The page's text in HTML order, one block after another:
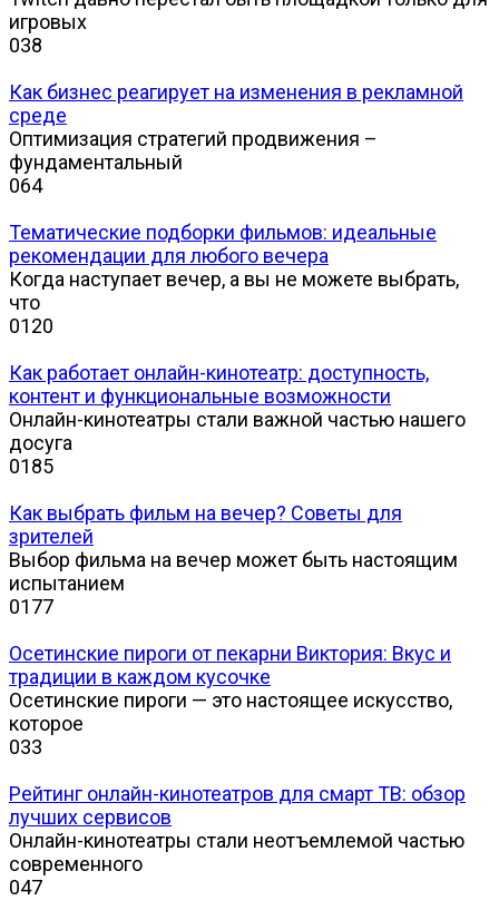
игровых
038
Как бизнес реагирует на изменения в рекламной
среде
Оптимизация стратегий продвижения –
фундаментальный
064
Тематические подборки фильмов: идеальные
рекомендации для любого вечера
Когда наступает вечер, а вы не можете выбрать,
что
0120
Как работает онлайн-кинотеатр: доступность,
контент и функциональные возможности
Онлайн-кинотеатры стали важной частью нашего
досуга
0185
Как выбрать фильм на вечер? Советы для
зрителей
Выбор фильма на вечер может быть настоящим
испытанием
0177
Осетинские пироги от пекарни Виктория: Вкус и
традиции в каждом кусочке
Осетинские пироги — это настоящее искусство,
которое
033
Рейтинг онлайн-кинотеатров для смарт ТВ: обзор
лучших сервисов
Онлайн-кинотеатры стали неотъемлемой частью
современного
047